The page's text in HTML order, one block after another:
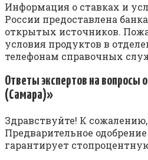
Информация о ставках и
России предоставлена
открытых источников.
условия продуктов в
телефонам справочных
Ответы экспертов на вопросы
(Самара)»
Здравствуйте! К
Предварительное
гарантирует